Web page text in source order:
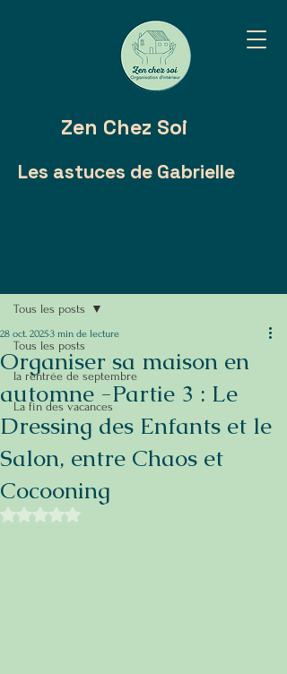
Zen Chez Soi
Les astuces de Gabrielle
Tous les posts
la rentrée de septembre
La fin des vacances
Tous les posts
Organiser sa maison en
automne -Partie 3 : Le
Dressing des Enfants et le
Salon, entre Chaos et
Cocooning
28 oct. 20253 min de lecture
Noté NaN étoiles sur 5.